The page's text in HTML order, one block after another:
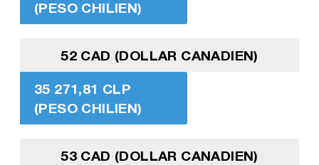
(PESO CHILIEN)
52 CAD (DOLLAR CANADIEN)
35 271,81 CLP
(PESO CHILIEN)
53 CAD (DOLLAR CANADIEN)